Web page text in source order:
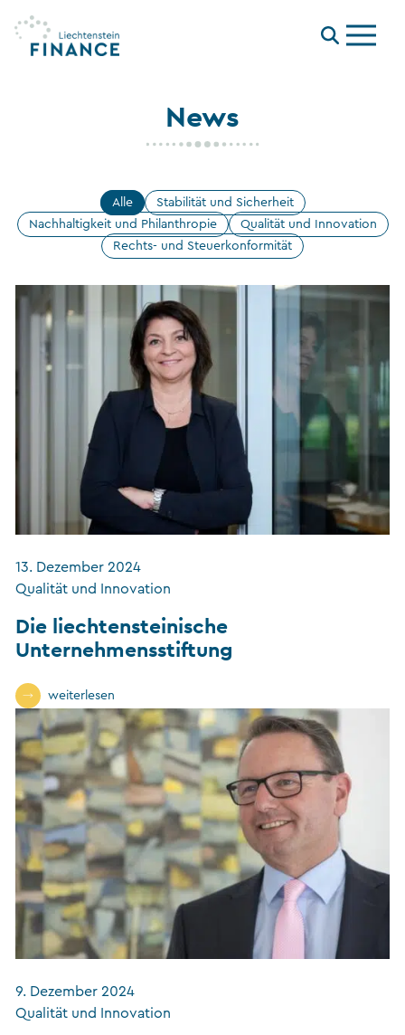
Menu
News
Alle
Stabilität und Sicherheit
Nachhaltigkeit und Philanthropie
Qualität und Innovation
Rechts- und Steuerkonformität
13. Dezember 2024
Qualität und Innovation
Die liechtensteinische
Unternehmensstiftung
weiterlesen
9. Dezember 2024
Qualität und Innovation